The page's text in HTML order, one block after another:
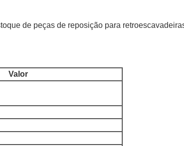
de peças de reposição para
Valor